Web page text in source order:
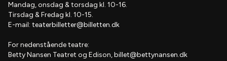
Mandag, onsdag & torsdag kl. 10-16.
Tirsdag & Fredag kl. 10-15.
E-mail: teaterbilletter@billetten.dk
For nedenstående teatre:
Betty Nansen Teatret og Edison,billet@bettynansen.dk